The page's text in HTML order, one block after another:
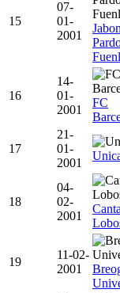
15
07-
01-
2001
16
14-
01-
2001
FC
17
21-
01-
2001
18
04-
02-
2001
19
11-02-
2001